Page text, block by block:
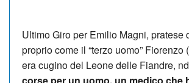
Ultimo Giro per Emilio Magni, pratese
proprio come il “terzo uomo” Fiorenzo
era cugino del Leone delle Fiandre,
corse per un uomo, un medico che